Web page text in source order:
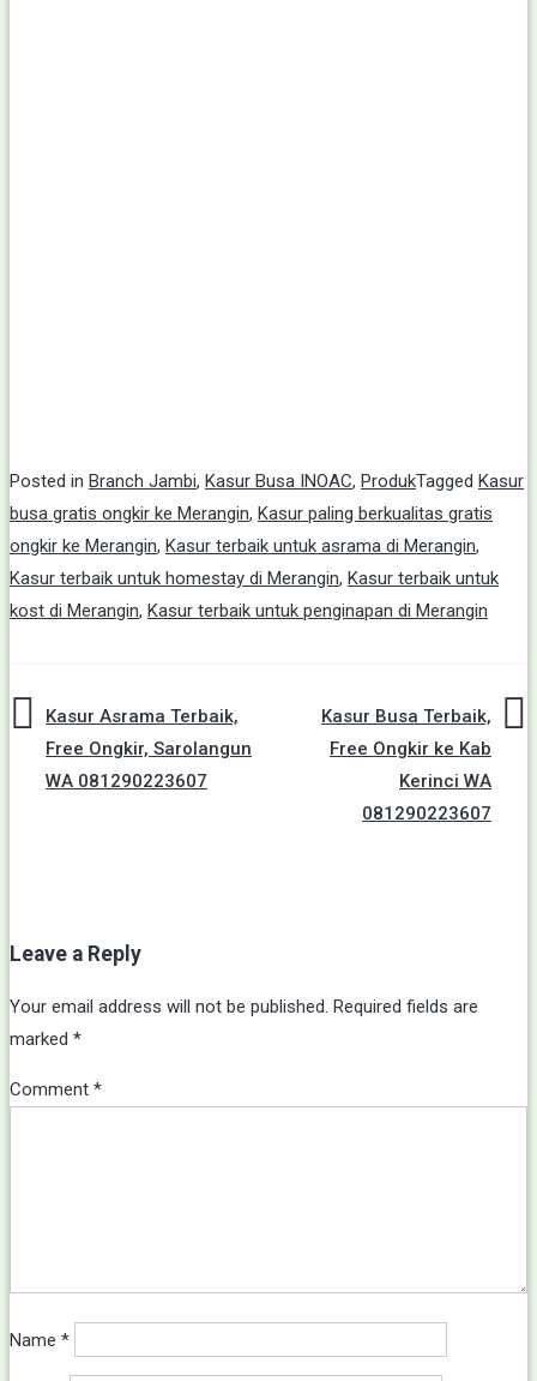
Posted in Branch Jambi, Kasur Busa INOAC, ProdukTagged Kasur
busa gratis ongkir ke Merangin, Kasur paling berkualitas gratis
ongkir ke Merangin, Kasur terbaik untuk asrama di Merangin,
Kasur terbaik untuk homestay di Merangin, Kasur terbaik untuk
kost di Merangin, Kasur terbaik untuk penginapan di Merangin
Post
navigation
Kasur Asrama Terbaik,
Free Ongkir, Sarolangun
WA 081290223607
Kasur Busa Terbaik,
Free Ongkir ke Kab
Kerinci WA
081290223607
Leave a Reply
Your email address will not be published. Required fields are
marked *
Comment *
Name *